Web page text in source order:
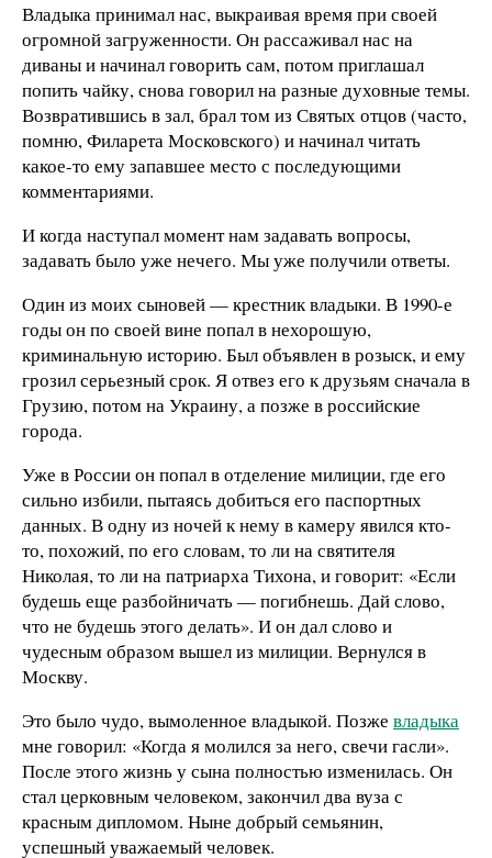
Владыка принимал нас, выкраивая время при своей
огромной загруженности. Он рассаживал нас на
диваны и начинал говорить сам, потом приглашал
попить чайку, снова говорил на разные духовные темы.
Возвратившись в зал, брал том из Святых отцов (часто,
помню, Филарета Московского) и начинал читать
какое-то ему запавшее место с последующими
комментариями.
И когда наступал момент нам задавать вопросы,
задавать было уже нечего. Мы уже получили ответы.
Один из моих сыновей — крестник владыки. В 1990-е
годы он по своей вине попал в нехорошую,
криминальную историю. Был объявлен в розыск, и ему
грозил серьезный срок. Я отвез его к друзьям сначала в
Грузию, потом на Украину, а позже в российские
города.
Уже в России он попал в отделение милиции, где его
сильно избили, пытаясь добиться его паспортных
данных. В одну из ночей к нему в камеру явился кто-
то, похожий, по его словам, то ли на святителя
Николая, то ли на патриарха Тихона, и говорит: «Если
будешь еще разбойничать — погибнешь. Дай слово,
что не будешь этого делать». И он дал слово и
чудесным образом вышел из милиции. Вернулся в
Москву.
Это было чудо, вымоленное владыкой. Позже владыка
мне говорил: «Когда я молился за него, свечи гасли».
После этого жизнь у сына полностью изменилась. Он
стал церковным человеком, закончил два вуза с
красным дипломом. Ныне добрый семьянин,
успешный уважаемый человек.